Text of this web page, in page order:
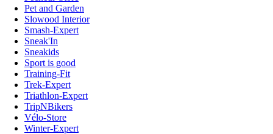
Pet and Garden
Slowood Interior
Smash-Expert
Sneak'In
Sneakids
Sport is good
Training-Fit
Trek-Expert
Triathlon-Expert
TripNBikers
Vélo-Store
Winter-Expert